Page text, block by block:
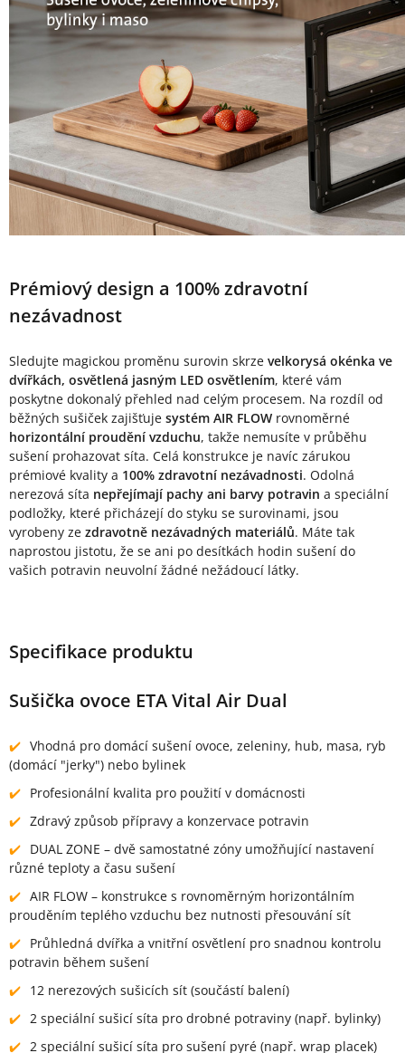
Prémiový design a 100% zdravotní
nezávadnost
Sledujte magickou proměnu surovin skrze velkorysá okénka ve
dvířkách, osvětlená jasným LED osvětlením, které vám
poskytne dokonalý přehled nad celým procesem. Na rozdíl od
běžných sušiček zajišťuje systém AIR FLOW rovnoměrné
horizontální proudění vzduchu, takže nemusíte v průběhu
sušení prohazovat síta. Celá konstrukce je navíc zárukou
prémiové kvality a 100% zdravotní nezávadnosti. Odolná
nerezová síta nepřejímají pachy ani barvy potravin a speciální
podložky, které přicházejí do styku se surovinami, jsou
vyrobeny ze zdravotně nezávadných materiálů. Máte tak
naprostou jistotu, že se ani po desítkách hodin sušení do
vašich potravin neuvolní žádné nežádoucí látky.
Specifikace produktu
Sušička ovoce ETA Vital Air Dual
Vhodná pro domácí sušení ovoce, zeleniny, hub, masa, ryb
(domácí "jerky") nebo bylinek
Profesionální kvalita pro použití v domácnosti
Zdravý způsob přípravy a konzervace potravin
DUAL ZONE – dvě samostatné zóny umožňující nastavení
různé teploty a času sušení
AIR FLOW – konstrukce s rovnoměrným horizontálním
prouděním teplého vzduchu bez nutnosti přesouvání sít
Průhledná dvířka a vnitřní osvětlení pro snadnou kontrolu
potravin během sušení
12 nerezových sušicích sít (součástí balení)
2 speciální sušicí síta pro drobné potraviny (např. bylinky)
2 speciální sušicí síta pro sušení pyré (např. wrap placek)